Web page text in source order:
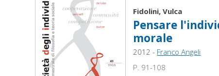
Fidolini, Vulca
Pensare
morale
2012 - Franco Angeli
P. 91-108